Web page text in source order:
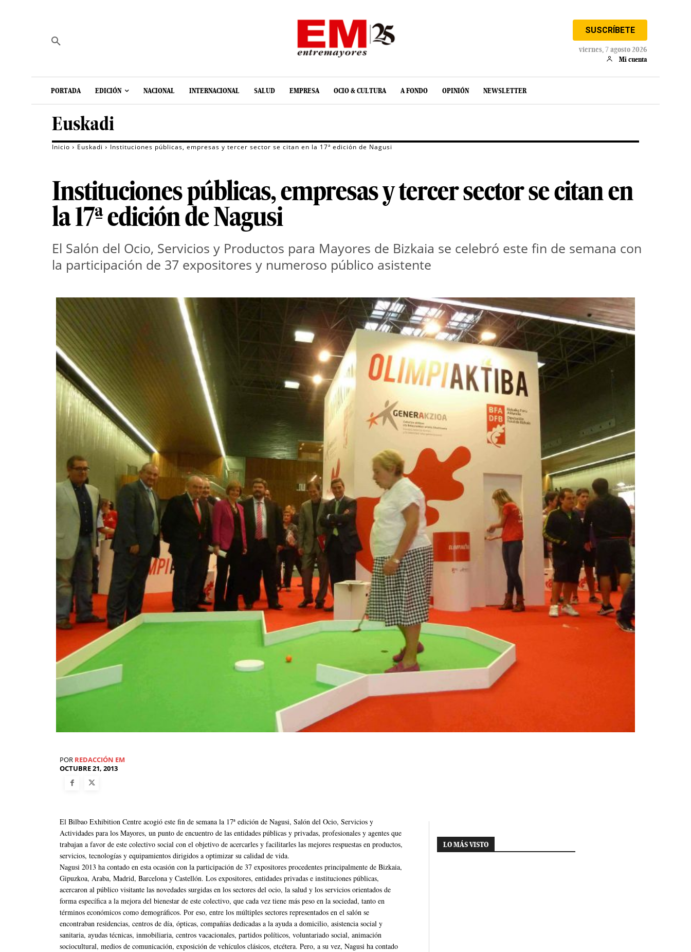
SUSCRÍBETE
viernes, 7 agosto 2026
Mi cuenta
PORTADA EDICIÓN NACIONAL INTERNACIONAL SALUD EMPRESA OCIO & CULTURA A FONDO OPINIÓN NEWSLETTER
Euskadi
Inicio Euskadi Instituciones públicas, empresas y tercer sector se citan en la 17ª edición de Nagusi
Instituciones públicas, empresas y tercer sector se citan en
la 17ª edición de Nagusi
El Salón del Ocio, Servicios y Productos para Mayores de Bizkaia se celebró este fin de semana con
la participación de 37 expositores y numeroso público asistente
POR REDACCIÓN EM
OCTUBRE 21, 2013
El Bilbao Exhibition Centre acogió este fin de semana la 17ª edición de Nagusi, Salón del Ocio, Servicios y
Actividades para los Mayores, un punto de encuentro de las entidades públicas y privadas, profesionales y agentes que
trabajan a favor de este colectivo social con el objetivo de acercarles y facilitarles las mejores respuestas en productos,
servicios, tecnologías y equipamientos dirigidos a optimizar su calidad de vida.
Nagusi 2013 ha contado en esta ocasión con la participación de 37 expositores procedentes principalmente de Bizkaia,
Gipuzkoa, Araba, Madrid, Barcelona y Castellón. Los expositores, entidades privadas e instituciones públicas,
acercaron al público visitante las novedades surgidas en los sectores del ocio, la salud y los servicios orientados de
forma específica a la mejora del bienestar de este colectivo, que cada vez tiene más peso en la sociedad, tanto en
términos económicos como demográficos. Por eso, entre los múltiples sectores representados en el salón se
encontraban residencias, centros de día, ópticas, compañías dedicadas a la ayuda a domicilio, asistencia social y
sanitaria, ayudas técnicas, inmobiliaria, centros vacacionales, partidos políticos, voluntariado social, animación
sociocultural, medios de comunicación, exposición de vehículos clásicos, etcétera. Pero, a su vez, Nagusi ha contado
LO MÁS VISTO